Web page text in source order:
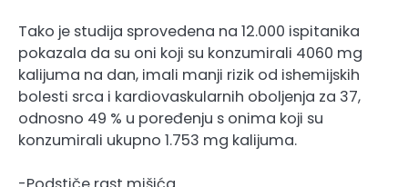
Tako je studija sprovedena na 12.000 ispitanika
pokazala da su oni koji su konzumirali 4060 mg
kalijuma na dan, imali manji rizik od ishemijskih
bolesti srca i kardiovaskularnih oboljenja za 37,
odnosno 49 % u poređenju s onima koji su
konzumirali ukupno 1.753 mg kalijuma.